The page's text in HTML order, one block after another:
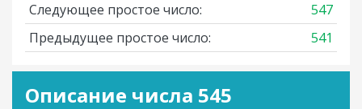
Следующее простое число:
547
Предыдущее простое число:
541
Описание числа 545